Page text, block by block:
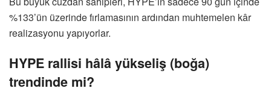
%133’ün üzerinde fırlamasının ardından muhtemelen kâr
realizasyonu yapıyorlar.
HYPE rallisi hâlâ yükseliş (boğa)
trendinde mi?